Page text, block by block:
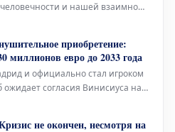
и нашей взаимной
отклик у многих поколений.
исполнениях работ Оно,
приобретение:
миллионов евро до 2033 года
и официально стал игроком
согласия Винисиуса на
приход Родри привносит новые
не окончен, несмотря на